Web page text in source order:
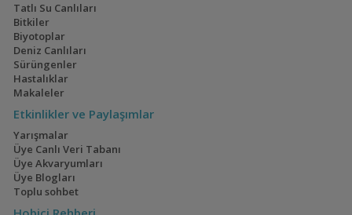
Geophagus Red
(2)
Mavi Melek Karides
Tatlı Su Canlıları
Bitkiler
Biyotoplar
Deniz Canlıları
Sürüngenler
Hastalıklar
Makaleler
Etkinlikler ve Paylaşımlar
Yarışmalar
Üye Canlı Veri Tabanı
Üye Akvaryumları
Üye Blogları
Toplu sohbet